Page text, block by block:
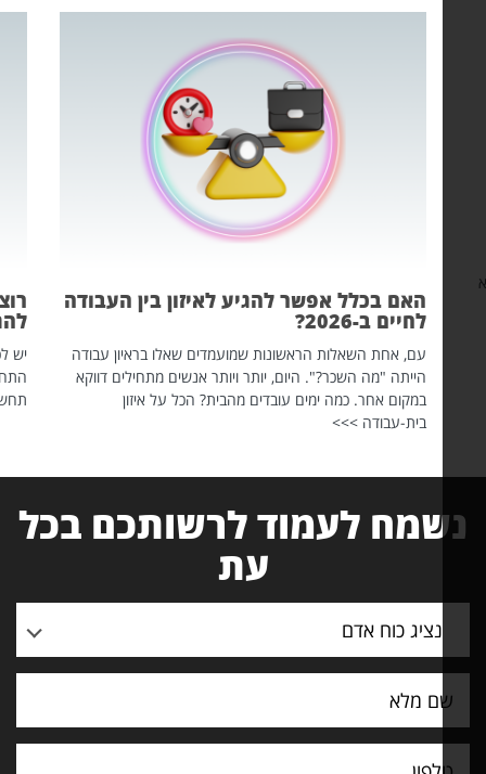
האם בכלל אפשר להגיע לאיזון בין העבודה
לחיים ב-2026?
עם, אחת השאלות הראשונות שמועמדים שאלו בראיון עבודה
הייתה "מה השכר?". היום, יותר ויותר אנשים מתחילים דווקא
במקום אחר. כמה ימים עובדים מהבית? הכל על איזון
בית-עבודה >>>
רוצה
יש לכם
תחשפו
לעמוד לרשותכם בכל
עת
נציג כוח אדם